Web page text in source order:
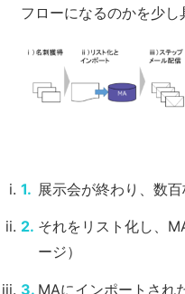
フローになるのかを少し
展示会が終わり、数百
それをリスト化し、
ージ）
MAにインポートされ